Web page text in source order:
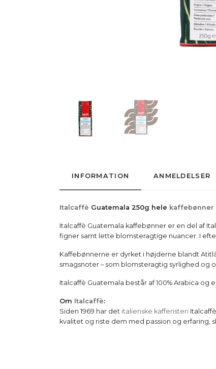
INFORMATION ANMELDELSER
Italcaffè Guatemala 250g hele kaffebønner
Italcaffè Guatemala kaffebønner er en del af
figner samt lette blomsteragtige nuancer. I
Kaffebønnerne er dyrket i højderne blandt
smagsnoter – som blomsteragtig syrlighed
Italcaffè Guatemala består af 100% Arabica
Om Italcaffè:
Siden 1969 har det italienske kafferisteri
kvalitet og riste dem med passion og erfaring,